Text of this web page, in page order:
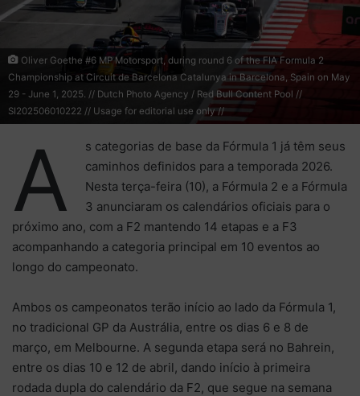
Oliver Goethe #6 MP Motorsport, during round 6 of the FIA Formula 2
Championship at Circuit de Barcelona Catalunya in Barcelona, Spain on May
29 - June 1, 2025. // Dutch Photo Agency / Red Bull Content Pool //
SI202506010222 // Usage for editorial use only //
A
s categorias de base da Fórmula 1 já têm seus
caminhos definidos para a temporada 2026.
Nesta terça-feira (10), a Fórmula 2 e a Fórmula
3 anunciaram os calendários oficiais para o
próximo ano, com a F2 mantendo 14 etapas e a F3
acompanhando a categoria principal em 10 eventos ao
longo do campeonato.
Ambos os campeonatos terão início ao lado da Fórmula 1,
no tradicional GP da Austrália, entre os dias 6 e 8 de
março, em Melbourne. A segunda etapa será no Bahrein,
entre os dias 10 e 12 de abril, dando início à primeira
rodada dupla do calendário da F2, que segue na semana